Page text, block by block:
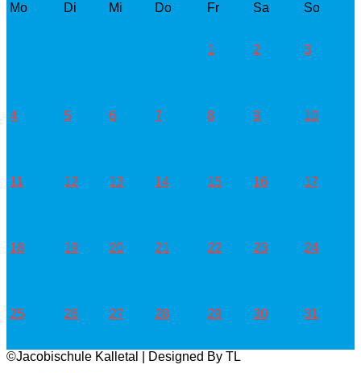
Mo
Di Mi Do Fr Sa So
1 2 3
4 5 6 7 8 9 10
11 12 13 14 15 16 17
18 19 20 21 22 23 24
25 26 27 28 29 30 31
©Jacobischule Kalletal | Designed By TL